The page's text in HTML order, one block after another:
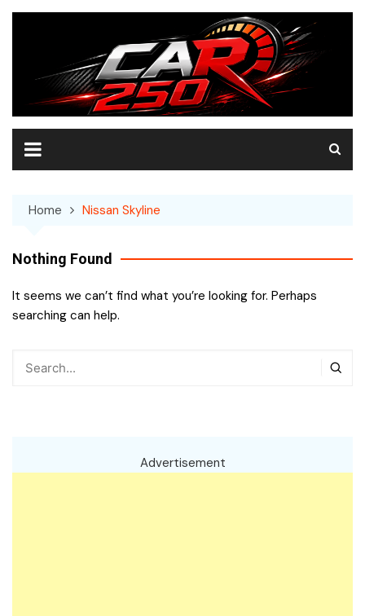
Skip
Home Nissan Skyline
Nothing Found
It seems we can’t find what you’re looking for. Perhaps
searching can help.
Advertisement